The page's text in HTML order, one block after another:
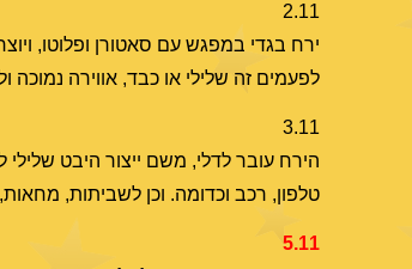
2.11
ירח בגדי במפגש עם סאטורן ופלוטו,
לפעמים זה שלילי או כבד, אווירה
3.11
הירח עובר לדלי, משם ייצור היבט
טלפון, רכב וכדומה. וכן לשביתות,
5.11